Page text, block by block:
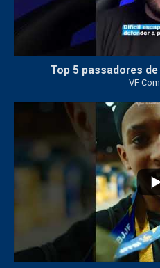
Top 5 passadores
VF